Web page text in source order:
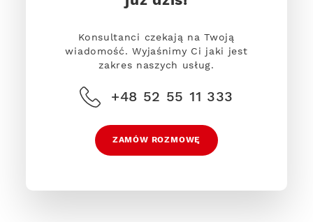
Konsultanci czekają na Twoją
wiadomość. Wyjaśnimy Ci jaki jest
zakres naszych usług.
+48 52 55 11 333
ZAMÓW ROZMOWĘ